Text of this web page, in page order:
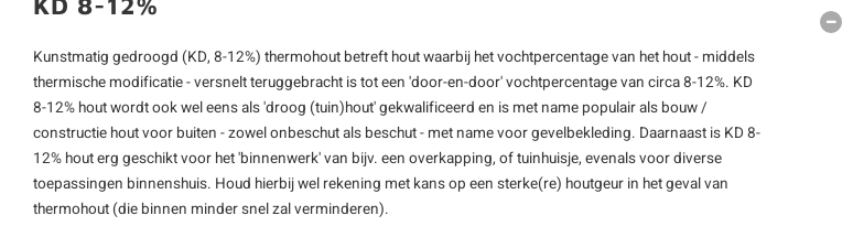
Kunstmatig gedroogd (KD, 8-12%) thermohout betreft hout waarbij het vochtpercentage van het hout - middels
thermische modificatie - versnelt teruggebracht is tot een 'door-en-door' vochtpercentage van circa 8-12%. KD
8-12% hout wordt ook wel eens als 'droog (tuin)hout' gekwalificeerd en is met name populair als bouw /
constructie hout voor buiten - zowel onbeschut als beschut - met name voor gevelbekleding. Daarnaast is KD 8-
12% hout erg geschikt voor het 'binnenwerk' van bijv. een overkapping, of tuinhuisje, evenals voor diverse
toepassingen binnenshuis. Houd hierbij wel rekening met kans op een sterke(re) houtgeur in het geval van
thermohout (die binnen minder snel zal verminderen).